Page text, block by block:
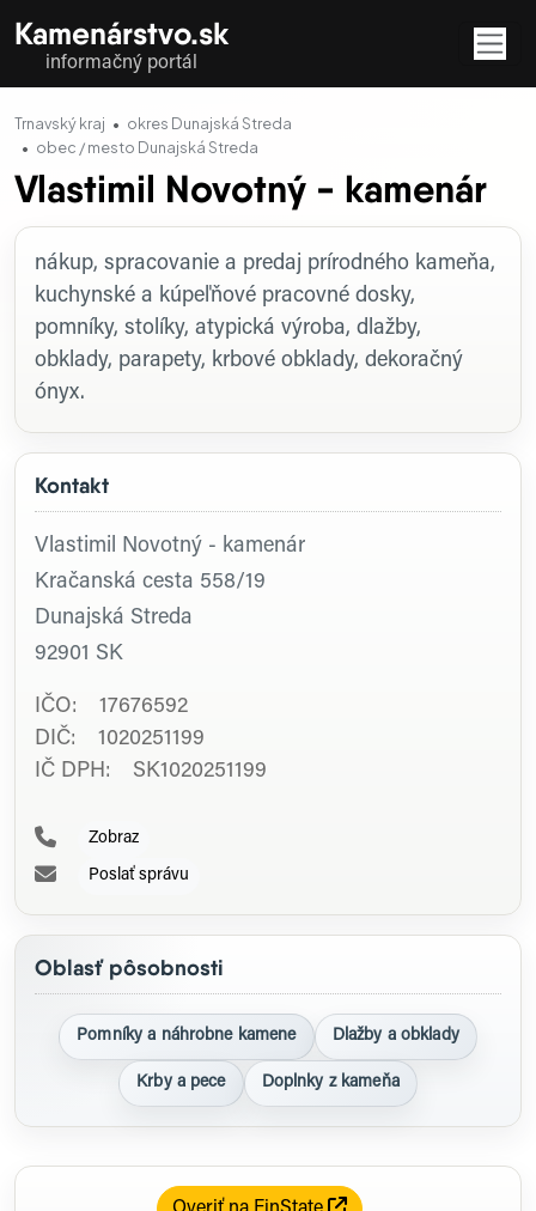
Kamenárstvo.sk
informačný portál
Trnavský kraj
okres Dunajská Streda
obec / mesto Dunajská Streda
Vlastimil Novotný - kamenár
Kontakt
Vlastimil Novotný - kamenár
Kračanská cesta 558/19
Dunajská Streda
92901 SK
IČO: 17676592
DIČ: 1020251199
IČ DPH: SK1020251199
Zobraz
Poslať správu
Oblasť pôsobnosti
Pomníky a náhrobne kamene Dlažby a obklady
Krby a pece Doplnky z kameňa
Profil firmy
nákup, spracovanie a predaj prírodného kameňa,
kuchynské a kúpeľňové pracovné dosky,
pomníky, stolíky, atypická výroba, dlažby,
obklady, parapety, krbové obklady, dekoračný
ónyx.